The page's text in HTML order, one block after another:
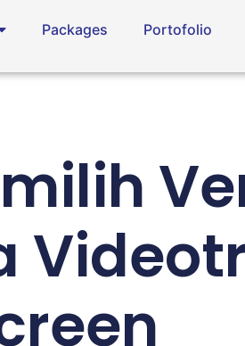
Packages Portofolio